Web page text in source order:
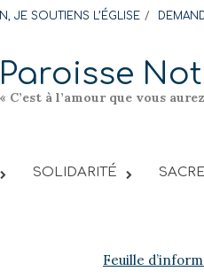
JE SOUTIENS L’ÉGLISE
Paroisse
« C’est à l’amour que vous
SOLIDARITÉ
Feuille